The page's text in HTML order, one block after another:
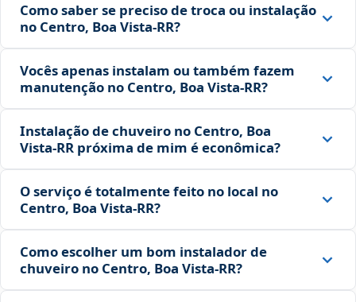
Como saber se preciso de troca ou instalação
no Centro, Boa Vista‑RR?
Vocês apenas instalam ou também fazem
manutenção no Centro, Boa Vista‑RR?
Instalação de chuveiro no Centro, Boa
Vista‑RR próxima de mim é econômica?
O serviço é totalmente feito no local no
Centro, Boa Vista‑RR?
Como escolher um bom instalador de
chuveiro no Centro, Boa Vista‑RR?